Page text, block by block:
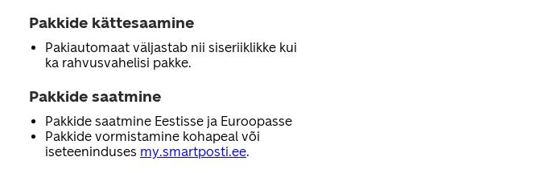
Pakkide kättesaamine
Pakiautomaat väljastab nii siseriiklikke kui
ka rahvusvahelisi pakke.
Pakkide saatmine
Pakkide saatmine Eestisse ja Euroopasse
Pakkide vormistamine kohapeal või
iseteeninduses my.smartposti.ee.